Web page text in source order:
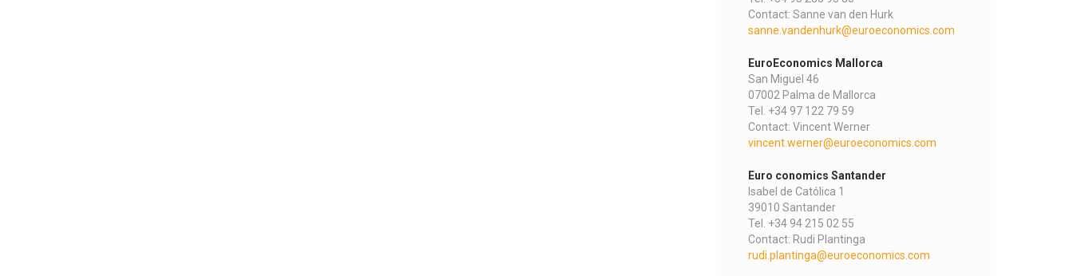
Contact: Sanne van den Hurk
sanne.vandenhurk@euroeconomics.com
EuroEconomics Mallorca
San Miguel 46
07002 Palma de Mallorca
Tel. +34 97 122 79 59
Contact: Vincent Werner
vincent.werner@euroeconomics.com
Euro conomics Santander
Isabel de Católica 1
39010 Santander
Tel. +34 94 215 02 55
Contact: Rudi Plantinga
rudi.plantinga@euroeconomics.com